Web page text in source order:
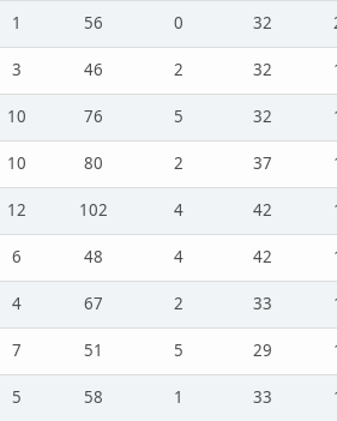
1 56 0 32
3 46 2 32
10 76 5 32
10 80 2 37
12 102 4 42
6 48 4 42
4 67 2 33
7 51 5 29
5 58 1 33